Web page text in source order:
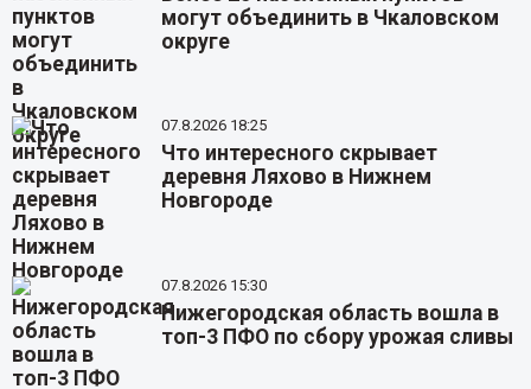
могут объединить в Чкаловском
округе
07.8.2026 18:25
Что интересного скрывает
деревня Ляхово в Нижнем
Новгороде
07.8.2026 15:30
Нижегородская область вошла в
топ-3 ПФО по сбору урожая сливы